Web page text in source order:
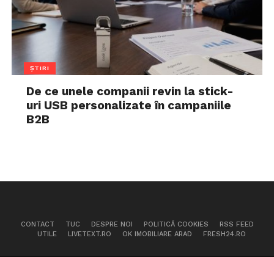
ȘTIRI
De ce unele companii revin la stick-
uri USB personalizate în campaniile
B2B
CONTACT TUC DESPRE NOI POLITICĂ COOKIES
RSS FEED
UTILE
LIVETEXT.RO OK IMOBILIARE ARAD FRESH24.RO